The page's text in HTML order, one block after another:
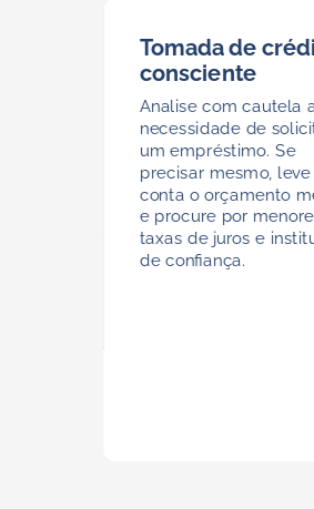
Tomada
crédito
Tomada de
consciente
Analise com cautela
necessidade de
um empréstimo. Se
precisar mesmo, leve
conta o orçamento
e procure por
taxas de juros e
de confiança.